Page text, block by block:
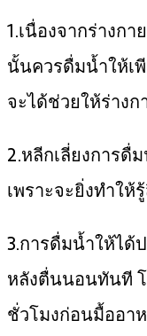
1.เนื่องจากร่างก
นั้นควรดื่มน้ำให้เ
จะได้ช่วยให้ร่าง
2.หลีกเลี่ยงการ
เพราะจะยิ่งทำใ
3.การดื่มน้ำให้ได้
หลังตื่นนอนทันที
ชั่วโมงก่อนมื้ออา